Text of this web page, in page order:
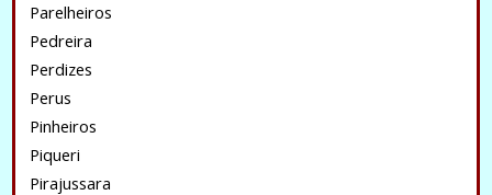
Parelheiros
Pedreira
Perdizes
Perus
Pinheiros
Piqueri
Pirajussara